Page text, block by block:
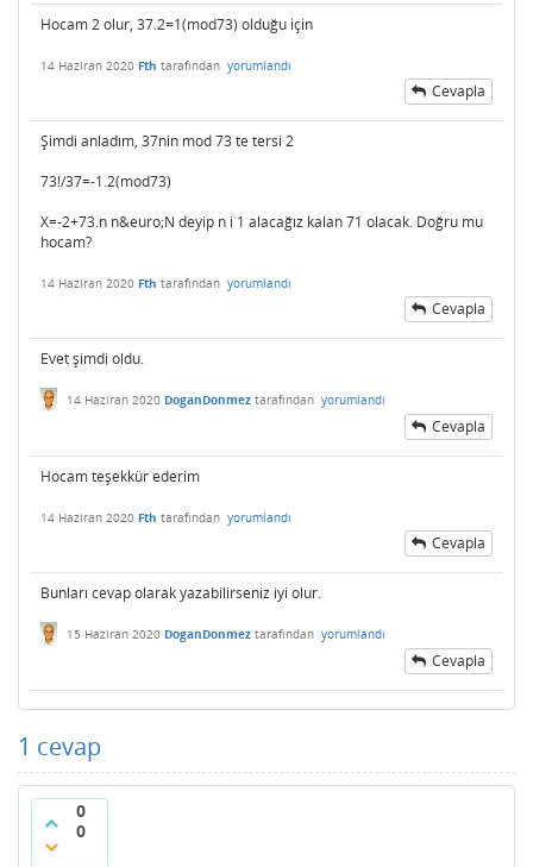
Hocam 2 olur, 37.2=1(mod73) olduğu için
14 Haziran 2020 Fth tarafından yorumlandı
Cevapla
Şimdi anladım, 37nin mod 73 te tersi 2
73!/37=-1.2(mod73)
X=-2+73.n n&euro;N deyip n i 1 alacağız kalan 71 olacak. Doğru mu
hocam?
14 Haziran 2020 Fth tarafından yorumlandı
Cevapla
Evet şimdi oldu.
14 Haziran 2020 DoganDonmez tarafından yorumlandı
Cevapla
Hocam teşekkür ederim
14 Haziran 2020 Fth tarafından yorumlandı
Cevapla
Bunları cevap olarak yazabilirseniz iyi olur.
15 Haziran 2020 DoganDonmez tarafından yorumlandı
Cevapla
1 cevap
0
0